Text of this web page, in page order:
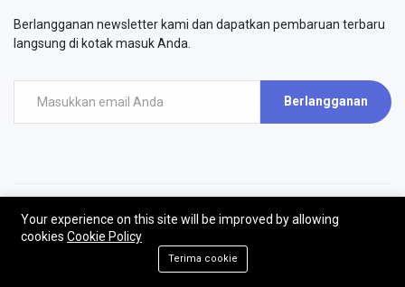
Berlangganan newsletter kami dan dapatkan pembaruan terbaru
langsung di kotak masuk Anda.
Berlangganan
©2026 - AirPutih
Your experience on this site will be improved by allowing
cookies Cookie Policy
Terima cookie